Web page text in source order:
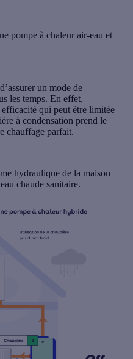
pompe à chaleur air-eau et
un mode de
les temps. En effet,
qui peut être limitée
à condensation prend le
chauffage parfait.
hydraulique de la maison
chaude sanitaire.